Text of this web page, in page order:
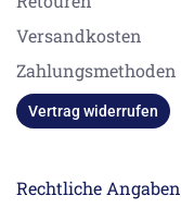
Versandkosten
Zahlungsmethoden
Vertrag widerrufen
Rechtliche Angaben